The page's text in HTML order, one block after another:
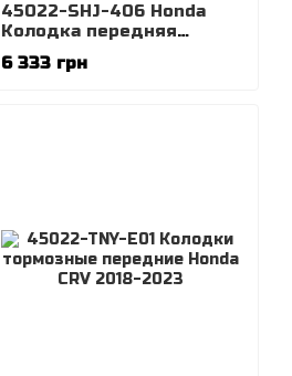
45022-SHJ-406 Honda
Колодка передняя
тормозная, колодка
переднего тормоза CR-V
6 333 грн